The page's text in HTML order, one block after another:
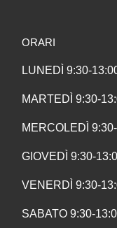
ORARI
LUNEDÌ 9:30-
MARTEDÌ 9:30-
MERCOLEDÌ
GIOVEDÌ 9:30-
VENERDÌ 9:30-
SABATO 9:30-